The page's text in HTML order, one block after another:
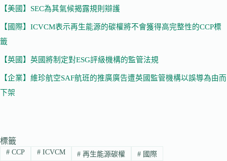
【美國】SEC為其氣候揭露規則辯護
【國際】ICVCM表示再生能源的碳權將不會獲得高完整性的CCP標
籤
【英國】英國將制定對ESG評級機構的監管法規
【企業】維珍航空SAF航班的推廣廣告遭英國監管機構以誤導為由而
下架
標籤
#CCP #ICVCM # 再生能源碳權 # 國際